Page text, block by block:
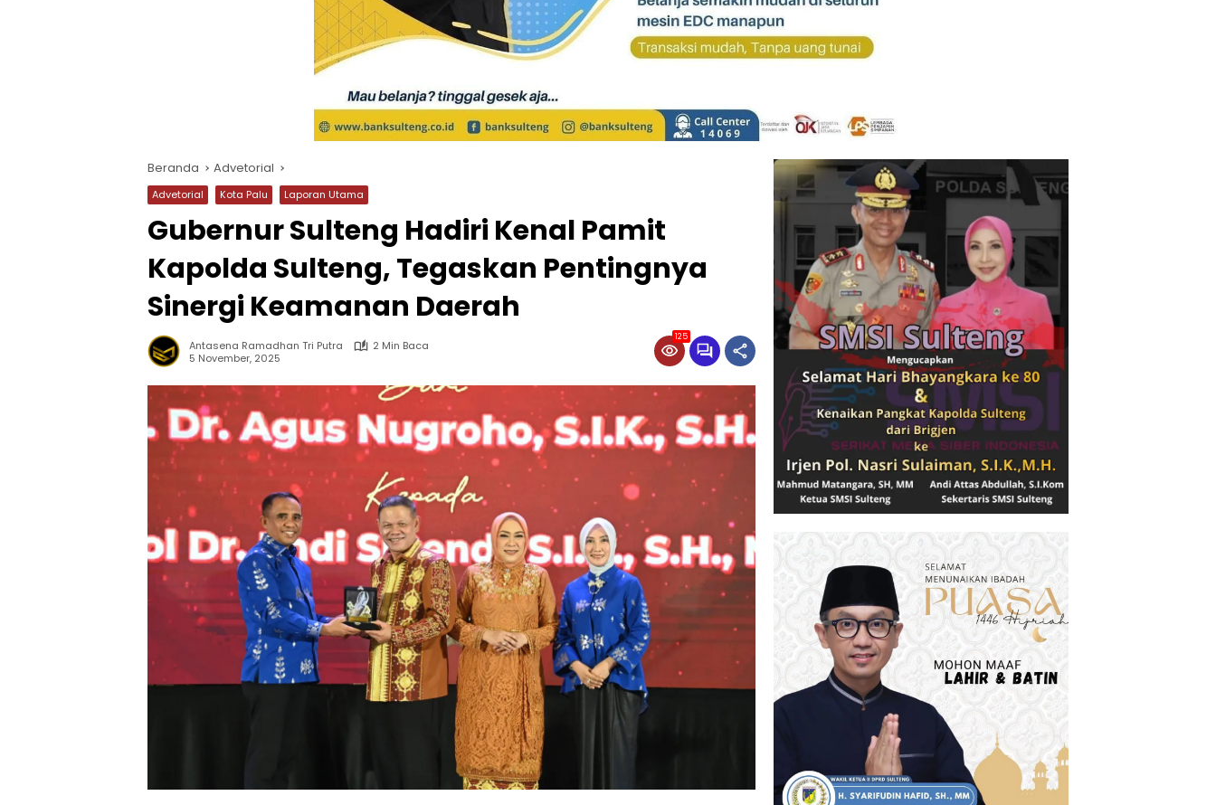
Beranda Advetorial
Advetorial Kota Palu Laporan Utama
Gubernur Sulteng Hadiri Kenal Pamit
Kapolda Sulteng, Tegaskan Pentingnya
Sinergi Keamanan Daerah
Antasena Ramadhan Tri Putra
2 Min Baca
5 November, 2025
125